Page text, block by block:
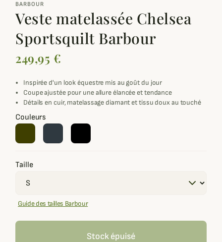
BARBOUR
Veste matelassée Chelsea
Sportsquilt Barbour
249,95 €
Inspirée d'un look équestre mis au goût du jour
Coupe ajustée pour une allure élancée et tendance
Détails en cuir, matelassage diamant et tissu doux au touché
Couleurs
Taille
Guide des tailles Barbour
Stock épuisé